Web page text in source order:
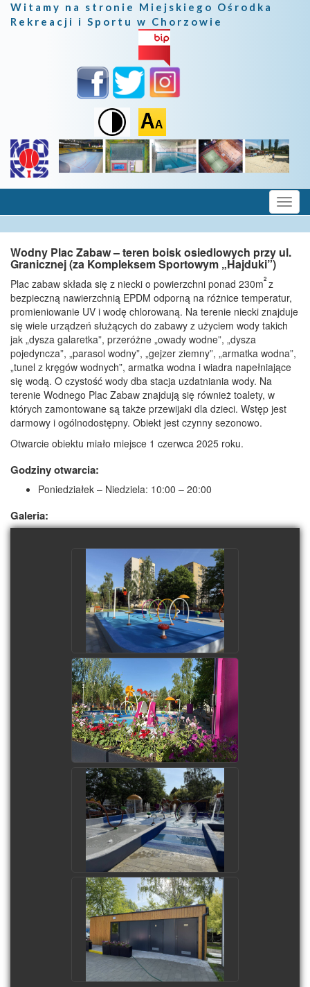
Witamy na stronie Miejskiego Ośrodka
Rekreacji i Sportu w Chorzowie
Wodny Plac Zabaw – teren boisk osiedlowych przy ul.
Granicznej (za Kompleksem Sportowym „Hajduki”)
Plac zabaw składa się z niecki o powierzchni ponad 230m2 z
bezpieczną nawierzchnią EPDM odporną na różnice temperatur,
promieniowanie UV i wodę chlorowaną. Na terenie niecki znajduje
się wiele urządzeń służących do zabawy z użyciem wody takich
jak „dysza galaretka”, przeróżne „owady wodne”, „dysza
pojedyncza”, „parasol wodny”, „gejzer ziemny”, „armatka wodna”,
„tunel z kręgów wodnych”, armatka wodna i wiadra napełniające
się wodą. O czystość wody dba stacja uzdatniania wody. Na
terenie Wodnego Plac Zabaw znajdują się również toalety, w
których zamontowane są także przewijaki dla dzieci. Wstęp jest
darmowy i ogólnodostępny. Obiekt jest czynny sezonowo.
Otwarcie obiektu miało miejsce 1 czerwca 2025 roku.
Godziny otwarcia:
Poniedziałek – Niedziela: 10:00 – 20:00
Galeria: